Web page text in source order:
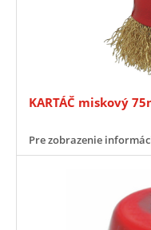
KARTÁČ miskový
Pre zobrazenie